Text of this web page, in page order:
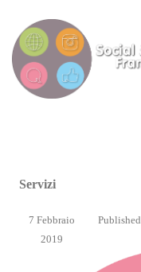
Servizi
Published
7 Febbraio
2019